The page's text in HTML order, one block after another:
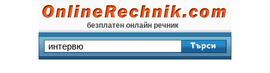
безплатен онлайн речник